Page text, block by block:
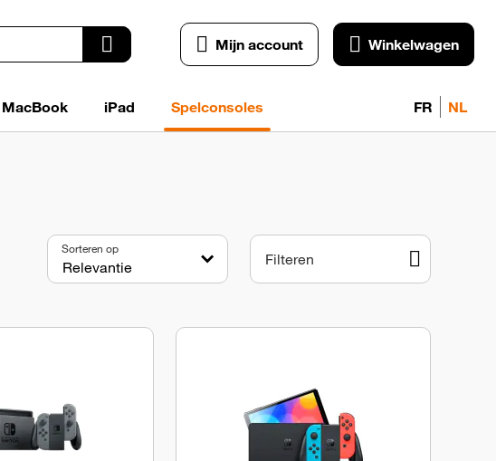
Mijn account Winkelwagen
MacBook iPad Spelconsoles FR NL
Sorteren op
Filteren